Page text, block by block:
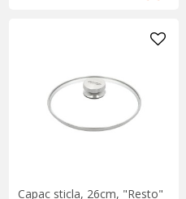
Capac sticla, 26cm, "Resto"